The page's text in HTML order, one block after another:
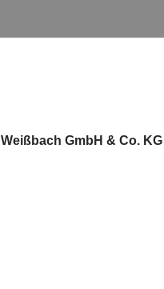
Weißbach GmbH & Co. KG